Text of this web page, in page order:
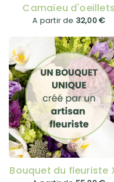
Camaïeu d'oeillets
A partir de 32,00 €
Bouquet du fleuriste